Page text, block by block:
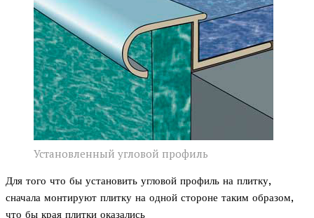
Установленный угловой профиль
Для того что бы установить угловой профиль на плитку,
сначала монтируют плитку на одной стороне таким образом,
что бы края плитки оказались